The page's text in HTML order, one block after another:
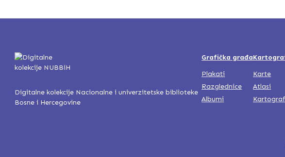
Digitalne kolekcije Nacionalne i univerzitetske biblioteke
Bosne i Hercegovine
Grafička građa
Plakati
Razglednice
Albumi
Karte
Atlasi